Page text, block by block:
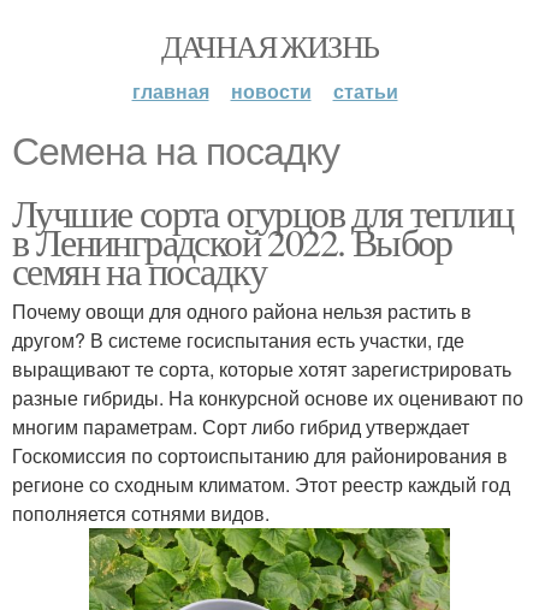
ДАЧНАЯ ЖИЗНЬ
главная новости статьи
Семена на посадку
Лучшие сорта огурцов для теплиц
в Ленинградской 2022. Выбор
семян на посадку
Почему овощи для одного района нельзя растить в
другом? В системе госиспытания есть участки, где
выращивают те сорта, которые хотят зарегистрировать
разные гибриды. На конкурсной основе их оценивают по
многим параметрам. Сорт либо гибрид утверждает
Госкомиссия по сортоиспытанию для районирования в
регионе со сходным климатом. Этот реестр каждый год
пополняется сотнями видов.